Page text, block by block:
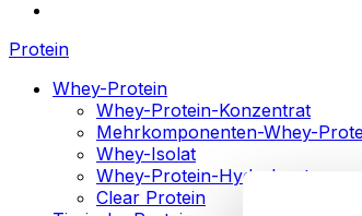
Protein
Whey-Protein
Whey-Protein-Konzentrat
Mehrkomponenten-Whey-
Whey-Isolat
Whey-Protein-Hydrolysat
Clear Protein